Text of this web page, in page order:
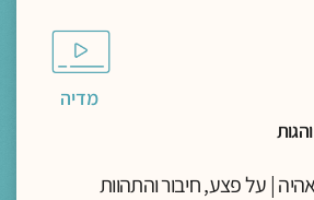
מדיה
והגות
| על פצע, חיבור והתהוות